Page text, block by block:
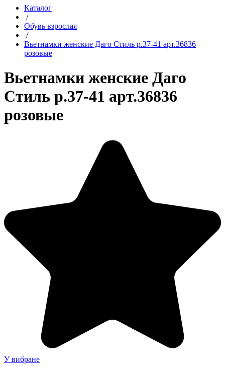
Каталог
/
Обувь взрослая
/
Вьетнамки женские Даго Стиль р.37-41 арт.36836
розовые
Вьетнамки женские Даго
Стиль р.37-41 арт.36836
розовые
У вибране